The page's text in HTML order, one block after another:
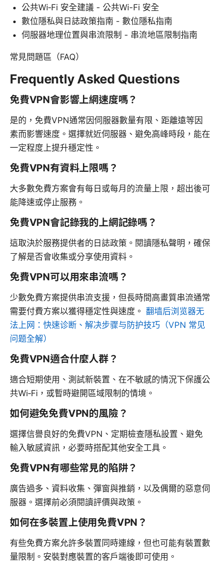
公共Wi‑Fi 安全建議 - 公共Wi-Fi 安全
數位隱私與日誌政策指南 - 數位隱私指南
伺服器地理位置與串流限制 - 串流地區限制指南
常見問題區（FAQ）
Frequently Asked Questions
免費VPN會影響上網速度嗎？
是的，免費VPN通常因伺服器數量有限、距離遠等因
素而影響速度。選擇就近伺服器、避免高峰時段，能在
一定程度上提升穩定性。
免費VPN有資料上限嗎？
大多數免費方案會有每日或每月的流量上限，超出後可
能降速或停止服務。
免費VPN會記錄我的上網記錄嗎？
這取決於服務提供者的日誌政策。閱讀隱私聲明，確保
了解是否會收集或分享使用資料。
免費VPN可以用來串流嗎？
少數免費方案提供串流支援，但長時間高畫質串流通常
需要付費方案以獲得穩定性與速度。 翻墙后浏览器无
法上网：快速诊断、解决步骤与防护技巧（VPN 常见
问题全解）
免費VPN適合什麼人群？
適合短期使用、測試新裝置、在不敏感的情況下保護公
共Wi‑Fi，或暫時避開區域限制的情境。
如何避免免費VPN的風險？
選擇信譽良好的免費VPN、定期檢查隱私設置、避免
輸入敏感資訊，必要時搭配其他安全工具。
免費VPN有哪些常見的陷阱？
廣告過多、資料收集、彈窗與推銷，以及偶爾的惡意伺
服器。選擇前必須閱讀評價與政策。
如何在多裝置上使用免費VPN？
有些免費方案允許多裝置同時連線，但也可能有裝置數
量限制。安裝對應裝置的客戶端後即可使用。